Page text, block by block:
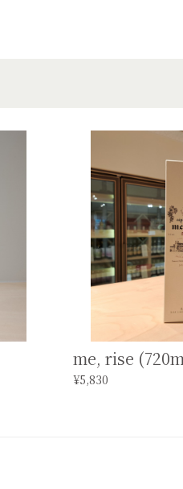
me, rise
¥5,830